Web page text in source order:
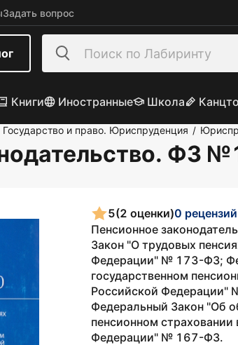
Задать вопрос
Книги Иностранные Школа
Государство и право. Юриспруденция /
5(2 оценки)0 рецензий
Пенсионное
Закон "О трудовых
Федерации" № 173-ФЗ;
государственном
Российской
Федеральный Закон "Об
пенсионном страховании
Федерации" № 167-ФЗ.